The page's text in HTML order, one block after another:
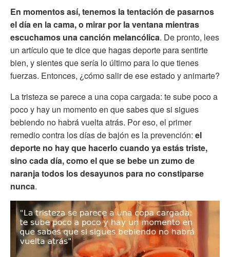
En momentos así, tenemos la tentación de pasarnos
el día en la cama, o mirar por la ventana mientras
escuchamos una canción melancólica. De pronto, lees
un artículo que te dice que hagas deporte para sentirte
bien, y sientes que sería lo último para lo que tienes
fuerzas. Entonces, ¿cómo salir de ese estado y animarte?
La tristeza se parece a una copa cargada: te sube poco a
poco y hay un momento en que sabes que si sigues
bebiendo no habrá vuelta atrás. Por eso, el primer
remedio contra los días de bajón es la prevención: el
deporte no hay que hacerlo cuando ya estás triste,
sino cada día, como el que se bebe un zumo de
naranja todos los desayunos para no constiparse
nunca.